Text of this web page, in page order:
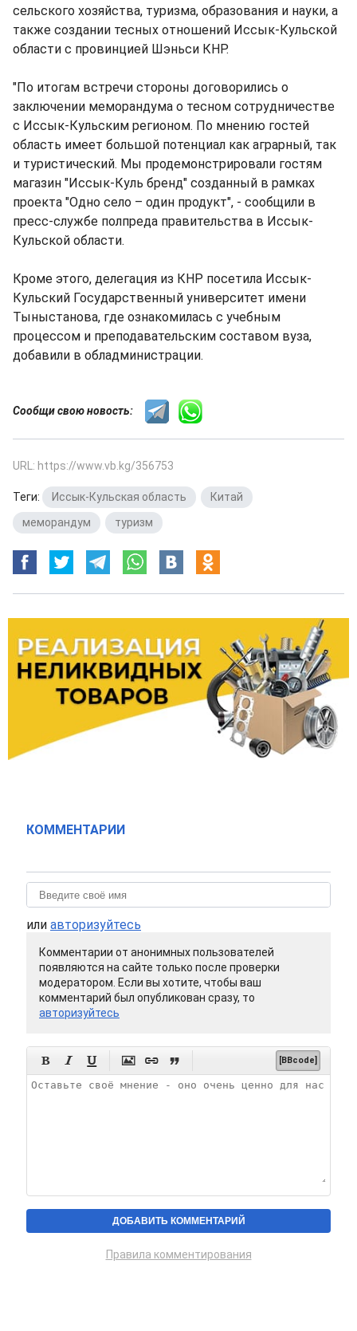
сельского хозяйства, туризма, образования и науки, а
также создании тесных отношений Иссык-Кульской
области с провинцией Шэньси КНР.
"По итогам встречи стороны договорились о
заключении меморандума о тесном сотрудничестве
с Иссык-Кульским регионом. По мнению гостей
область имеет большой потенциал как аграрный, так
и туристический. Мы продемонстрировали гостям
магазин "Иссык-Куль бренд" созданный в рамках
проекта "Одно село – один продукт", - сообщили в
пресс-службе полпреда правительства в Иссык-
Кульской области.
Кроме этого, делегация из КНР посетила Иссык-
Кульский Государственный университет имени
Тыныстанова, где ознакомилась с учебным
процессом и преподавательским составом вуза,
добавили в обладминистрации.
Сообщи свою новость:
URL: https://www.vb.kg/356753
Теги: Иссык-Кульская область Китай
меморандум
туризм
КОММЕНТАРИИ
или авторизуйтесь
Комментарии от анонимных пользователей
появляются на сайте только после проверки
модератором. Если вы хотите, чтобы ваш
комментарий был опубликован сразу, то
авторизуйтесь
      [BBcode]
Правила комментирования